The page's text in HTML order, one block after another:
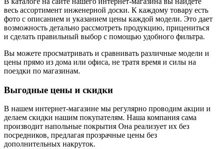
весь ассортимент инженерной доски. К каждому товару есть
фото с описанием и указанием цены каждой модели. Это дает
возможность детально рассмотреть продукцию, прицениться
и сделать правильный выбор с помощью удобного фильтра.
Вы можете просматривать и сравнивать различные модели и
цены прямо из дома или офиса, не тратя время и силы на
поездки по магазинам.
Выгодные цены и скидки
В нашем интернет-магазине мы регулярно проводим акции и
делаем скидки нашим покупателям. Наша компания сама
производит напольные покрытия Она реализует их без
посредников, предлагая прозрачные цены без
дополнительных накруток.